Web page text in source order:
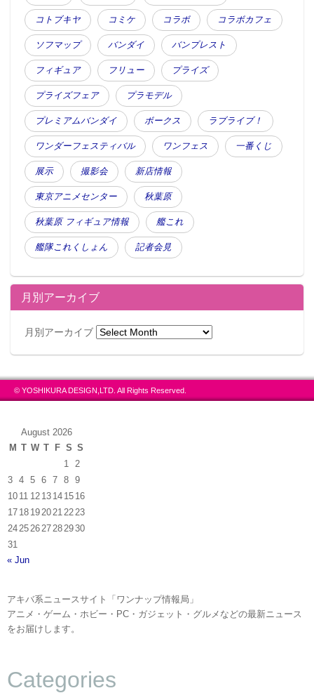
コトブキヤ コミケ コラボ コラボカフェ
ソフマップ バンダイ バンプレスト
フィギュア フリュー プライズ
プライズフェア プラモデル
プレミアムバンダイ ボークス ラブライブ！
ワンダーフェスティバル ワンフェス 一番くじ
展示 撮影会 新店情報
東京アニメセンター 秋葉原
秋葉原 フィギュア情報 艦これ
艦隊これくしょん 記者会見
月別アーカイブ
月別アーカイブ
© YOSHIKURA DESIGN,LTD. All Rights Reserved.
August 2026
M T W T F S S
1
2
3
4 5 6 7 8
9
10 11 12 13 14 15 16
17 18 1920212223
24252627282930
31
« Jun
アキバ系ニュースサイト「ワンナップ情報局」
アニメ・ゲーム・ホビー・PC・ガジェット・グルメなどの最新ニュース
をお届けします。
Categories